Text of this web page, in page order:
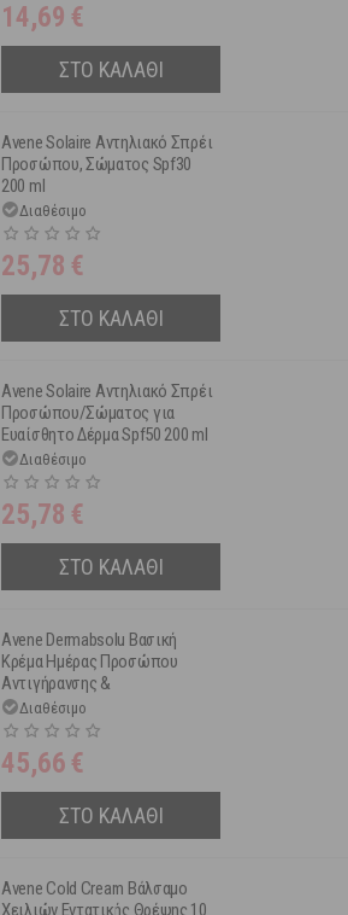
14,69 €
ΣΤΟ ΚΑΛΑΘΙ
Avene Solaire Αντηλιακό Σπρέι
Προσώπου, Σώματος Spf30
200 ml
Διαθέσιμο
25,78 €
ΣΤΟ ΚΑΛΑΘΙ
Avene Solaire Αντηλιακό Σπρέι
Προσώπου/Σώματος για
Ευαίσθητο Δέρμα Spf50 200 ml
Διαθέσιμο
25,78 €
ΣΤΟ ΚΑΛΑΘΙ
Avene Dermabsolu Βασική
Κρέμα Ημέρας Προσώπου
Αντιγήρανσης &
Επαναπύκνωσης 40ml
Διαθέσιμο
45,66 €
ΣΤΟ ΚΑΛΑΘΙ
Avene Cold Cream Βάλσαμο
Χειλιών Εντατικής Θρέψης 10